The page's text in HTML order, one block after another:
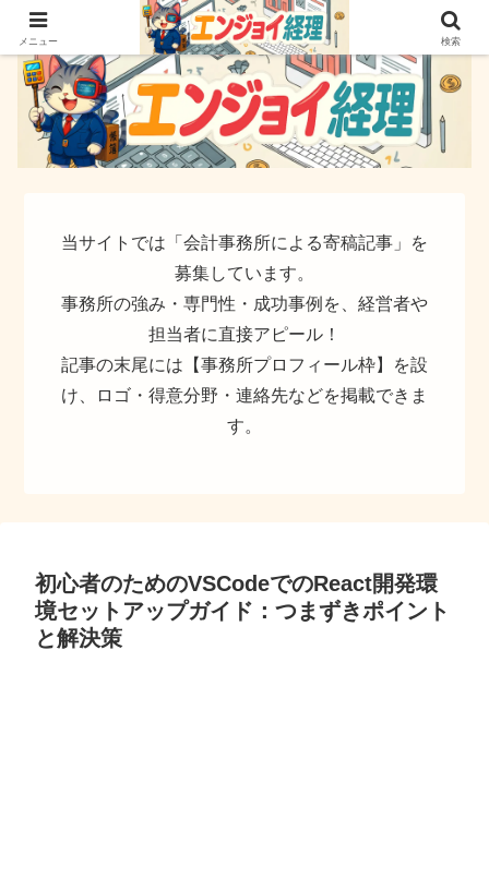
簿記でなく実務ができるサイト
当サイトでは「会計事務所による寄稿記事」を
募集しています。
事務所の強み・専門性・成功事例を、経営者や
担当者に直接アピール！
記事の末尾には【事務所プロフィール枠】を設
け、ロゴ・得意分野・連絡先などを掲載できま
す。
初心者のためのVSCodeでのReact開発環
境セットアップガイド：つまずきポイント
と解決策
メニュー 検索